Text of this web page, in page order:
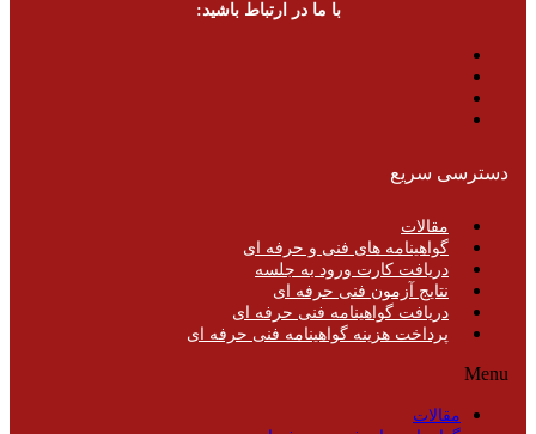
با ما در ارتباط باشید:
دسترسی سریع
مقالات
گواهینامه های فنی و حرفه ای
دریافت کارت ورود به جلسه
نتایج آزمون فنی حرفه ای
دریافت گواهینامه فنی حرفه ای
پرداخت هزینه گواهینامه فنی حرفه ای
Menu
مقالات